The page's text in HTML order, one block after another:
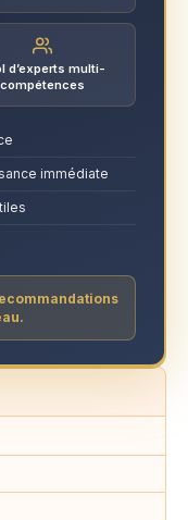
d’experts multi-
compétences
immédiate